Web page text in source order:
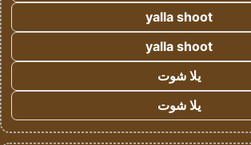
yalla shoot
yalla shoot
يلا شوت
يلا شوت